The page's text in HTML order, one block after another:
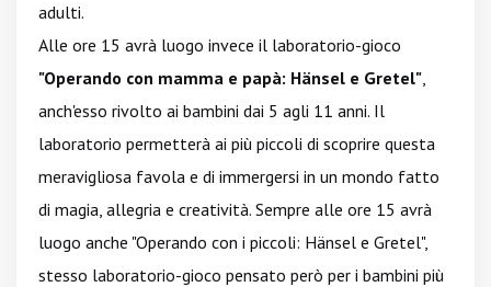
adulti.
Alle ore 15 avrà luogo invece il laboratorio-gioco
"Operando con mamma e papà: Hänsel e Gretel",
anch'esso rivolto ai bambini dai 5 agli 11 anni. Il
laboratorio permetterà ai più piccoli di scoprire questa
meravigliosa favola e di immergersi in un mondo fatto
di magia, allegria e creatività. Sempre alle ore 15 avrà
luogo anche "Operando con i piccoli: Hänsel e Gretel",
stesso laboratorio-gioco pensato però per i bambini più